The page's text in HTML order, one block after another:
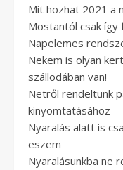
Mit hozhat 2021 a
Mostantól csak így
Napelemes
Nekem is olyan
szállodában van!
Netről rendeltünk
kinyomtatásához
Nyaralás alatt is
eszem
Nyaralásunkba ne